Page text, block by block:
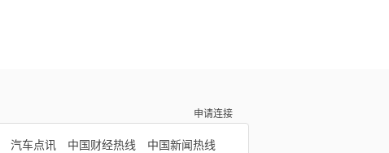
申请连接
汽车点讯 中国财经热线 中国新闻热线